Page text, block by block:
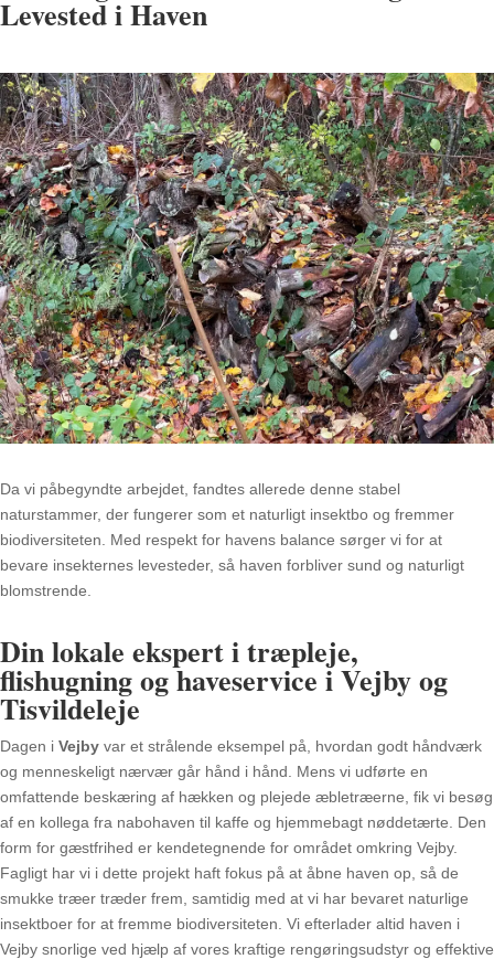
Levested i Haven
Da vi påbegyndte arbejdet, fandtes allerede denne stabel
naturstammer, der fungerer som et naturligt insektbo og fremmer
biodiversiteten. Med respekt for havens balance sørger vi for at
bevare insekternes levesteder, så haven forbliver sund og naturligt
blomstrende.
Din lokale ekspert i træpleje,
flishugning og haveservice i Vejby og
Tisvildeleje
Dagen i Vejby var et strålende eksempel på, hvordan godt håndværk
og menneskeligt nærvær går hånd i hånd. Mens vi udførte en
omfattende beskæring af hækken og plejede æbletræerne, fik vi besøg
af en kollega fra nabohaven til kaffe og hjemmebagt nøddetærte. Den
form for gæstfrihed er kendetegnende for området omkring Vejby.
Fagligt har vi i dette projekt haft fokus på at åbne haven op, så de
smukke træer træder frem, samtidig med at vi har bevaret naturlige
insektboer for at fremme biodiversiteten. Vi efterlader altid haven i
Vejby snorlige ved hjælp af vores kraftige rengøringsudstyr og effektive